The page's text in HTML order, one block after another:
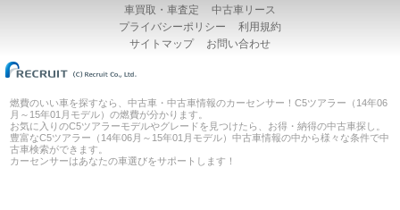
車買取・車査定
中古車リース
プライバシーポリシー
利用規約
サイトマップ
お問い合わせ
燃費のいい車を探すなら、中古車・中古車情報のカーセンサー！C5ツアラー（14年06
月～15年01月モデル）の燃費が分かります。
お気に入りのC5ツアラーモデルやグレードを見つけたら、お得・納得の中古車探し。
豊富なC5ツアラー（14年06月～15年01月モデル）中古車情報の中から様々な条件で中
古車検索ができます。
カーセンサーはあなたの車選びをサポートします！